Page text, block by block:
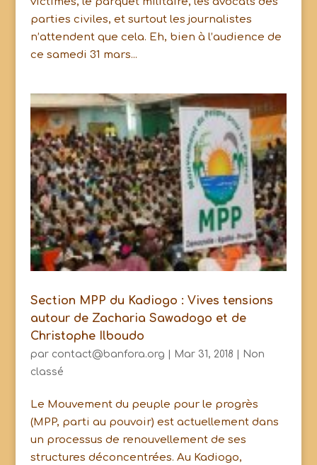
parties civiles, et surtout les journalistes
n’attendent que cela. Eh, bien à l’audience de
ce samedi 31 mars...
Section MPP du Kadiogo : Vives tensions
autour de Zacharia Sawadogo et de
Christophe Ilboudo
par contact@banfora.org Mar 31, 2018
Non
classé
Le Mouvement du peuple pour le progrès
(MPP, parti au pouvoir) est actuellement dans
un processus de renouvellement de ses
structures déconcentrées. Au Kadiogo,